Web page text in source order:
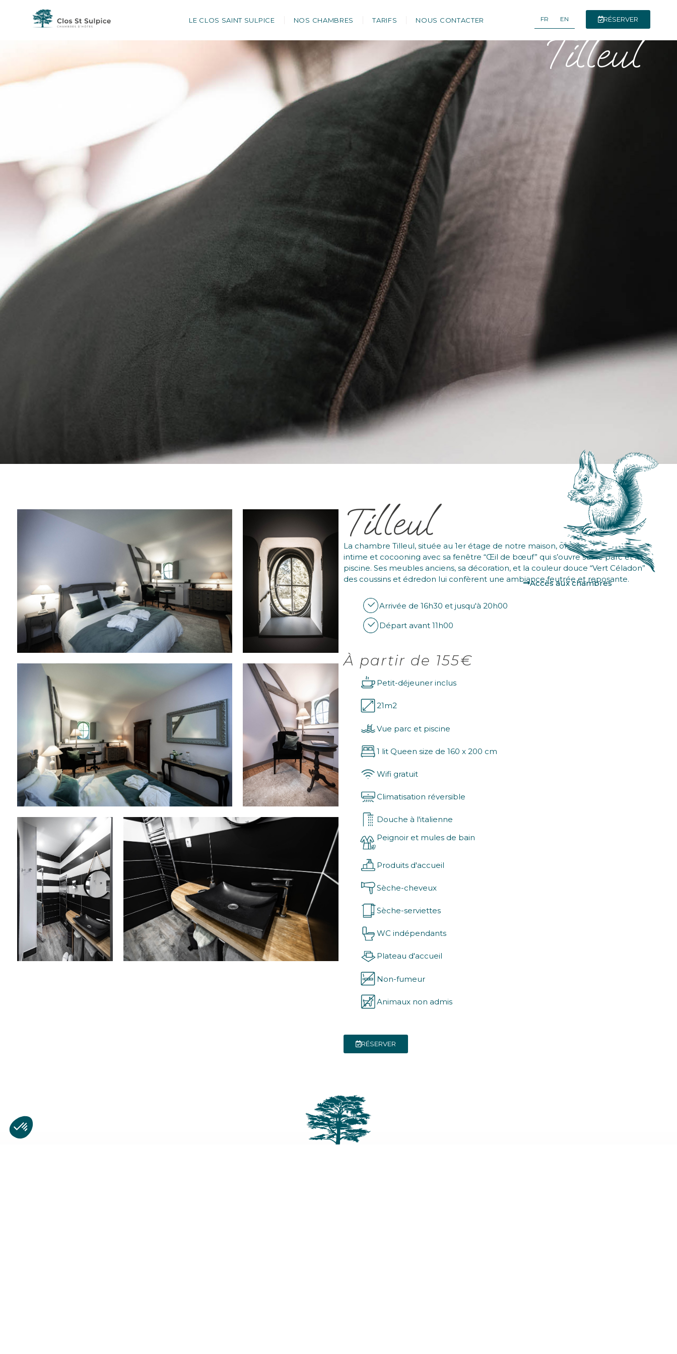
LE CLOS SAINT SULPICE NOS CHAMBRES TARIFS NOUS CONTACTER FR EN RÉSERVER
Tilleul
Tilleul
La chambre Tilleul, située au 1er étage de notre maison, offre une ambiance très
intime et cocooning avec sa fenêtre “Œil de bœuf” qui s’ouvre sur le parc et la
piscine. Ses meubles anciens, sa décoration, et la couleur douce “Vert Céladon”
des coussins et édredon lui confèrent une ambiance feutrée et reposante.
Arrivée de 16h30 et jusqu'à 20h00
Départ avant 11h00
À partir de 155€
Petit-déjeuner inclus
21m2
Vue parc et piscine
1 lit Queen size de 160 x 200 cm
Wifi gratuit
Climatisation réversible
Douche à l'italienne
Peignoir et mules de bain
Produits d'accueil
Sèche-cheveux
Sèche-serviettes
WC indépendants
Plateau d'accueil
Non-fumeur
Animaux non admis
RÉSERVER
Accès aux chambres